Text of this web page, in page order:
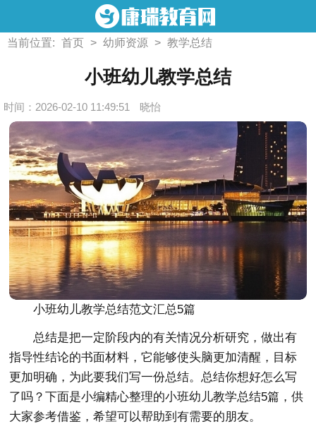
当前位置: 首页 > 幼师资源 > 教学总结
小班幼儿教学总结
时间：2026-02-10 11:49:51 晓怡
小班幼儿教学总结范文汇总5篇
总结是把一定阶段内的有关情况分析研究，做出有
指导性结论的书面材料，它能够使头脑更加清醒，目标
更加明确，为此要我们写一份总结。总结你想好怎么写
了吗？下面是小编精心整理的小班幼儿教学总结5篇，供
大家参考借鉴，希望可以帮助到有需要的朋友。